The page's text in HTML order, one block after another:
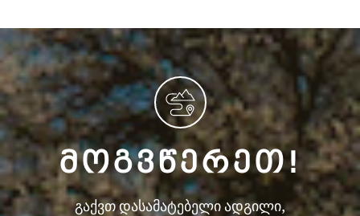
ᲛᲝᲒᲕᲬᲔᲠᲔᲗ!
გაქვთ დასამატებელი ადგილი,